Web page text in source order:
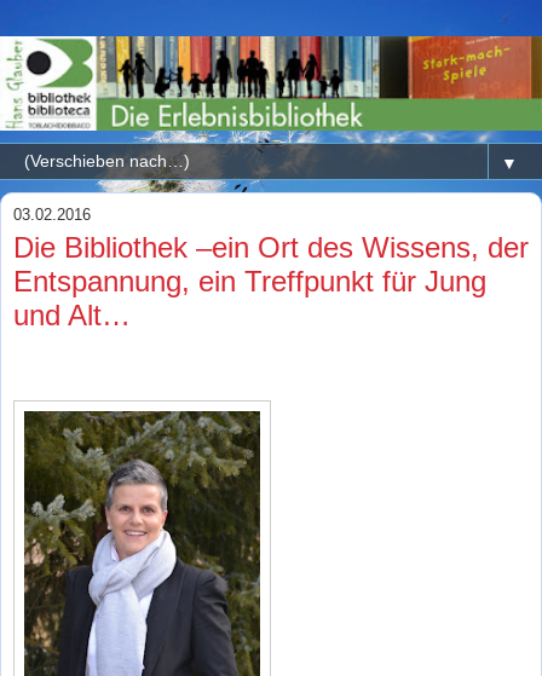
▼
03.02.2016
Die Bibliothek –ein Ort des Wissens, der
Entspannung, ein Treffpunkt für Jung
und Alt…